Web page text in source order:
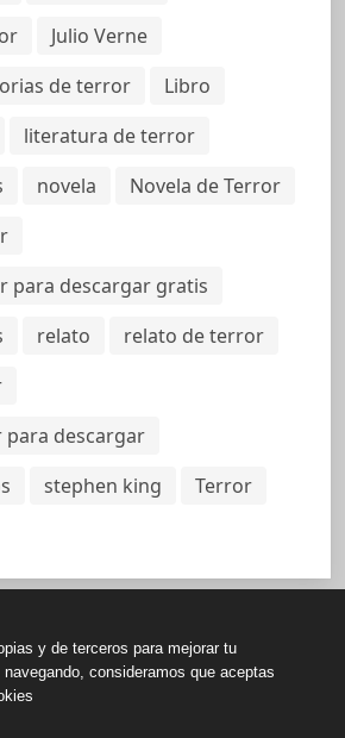
Julio Verne
de terror
Libro
literatura de terror
novela
Novela de Terror
para descargar gratis
relato
relato de terror
descargar
stephen king
Terror
© All rights reserved.
y de terceros para mejorar tu
consideramos que aceptas